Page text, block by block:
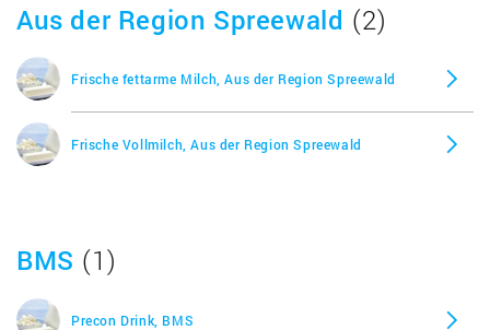
Aus der Region Spreewald (2)
Frische fettarme Milch, Aus der Region Spreewald
Frische Vollmilch, Aus der Region Spreewald
BMS (1)
Precon Drink, BMS